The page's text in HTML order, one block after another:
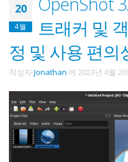
20
4월
트래커 및
정 및 사용 편의
작성자Jonathan 에 2023년 4월 20